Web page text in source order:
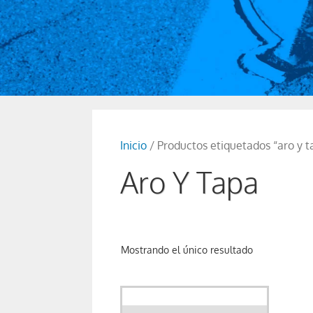
Inicio / Productos etiquetados “aro y
Aro Y Tapa
Mostrando el único resultado